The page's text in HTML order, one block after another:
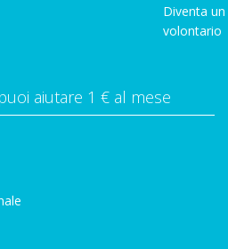
Diventa un
volontario
aiutare 1 € al mese